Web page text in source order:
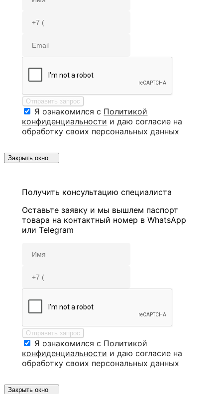
Отправить запрос
Я ознакомился с Политикой
конфиденциальности и даю согласие на
обработку своих персональных данных
Закрыть окно
Получить консультацию специалиста
Оставьте заявку и мы вышлем паспорт
товара на контактный номер в WhatsApp
или Telegram
Отправить запрос
Я ознакомился с Политикой
конфиденциальности и даю согласие на
обработку своих персональных данных
Закрыть окно